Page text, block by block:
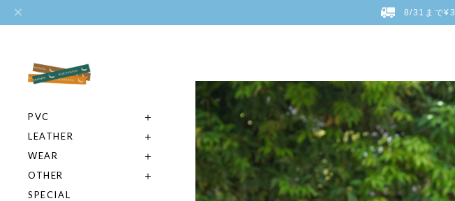
8/31まで
PVC
LEATHER
WEAR
OTHER
SPECIAL